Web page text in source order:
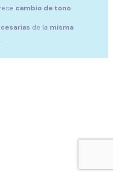
cambio de tono.
de la misma